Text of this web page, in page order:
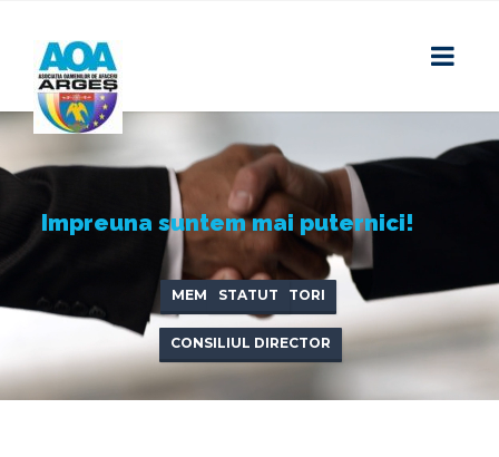
MEMBRI FONDATORI
CONSILIUL DIRECTOR
Impreuna suntem mai puternici!
STATUT